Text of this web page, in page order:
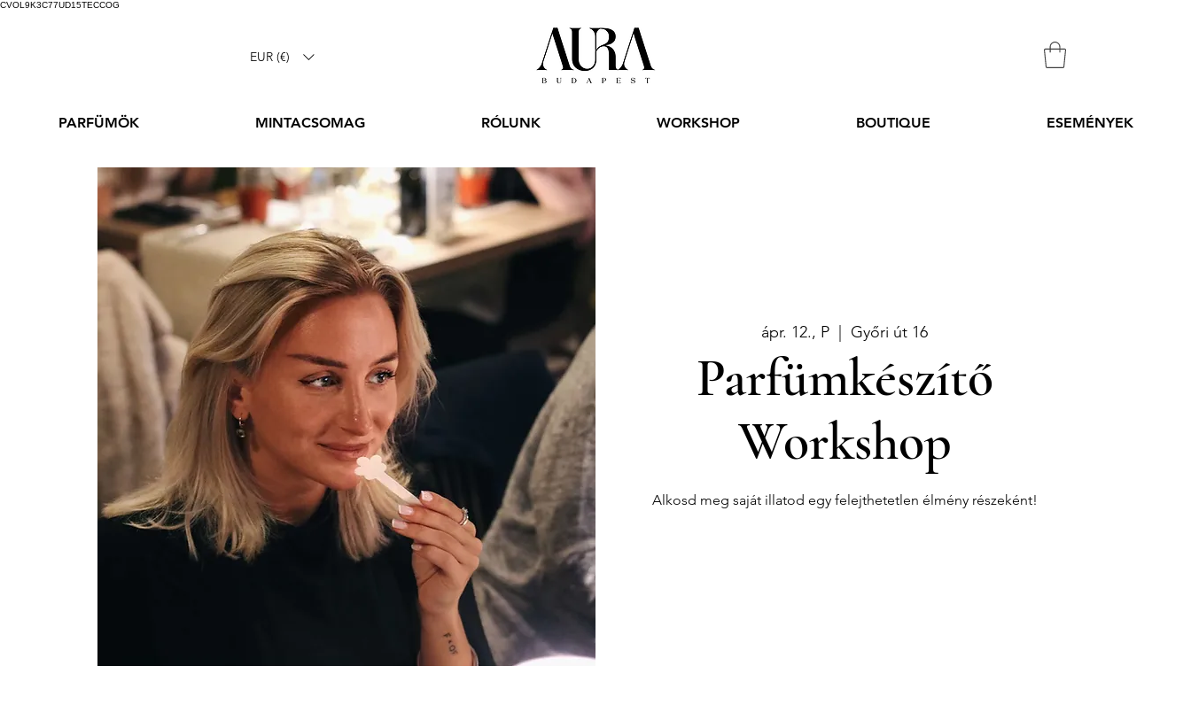
CVOL9K3C77UD15TECCOG
EUR (€)
PARFÜMÖK MINTACSOMAG RÓLUNK WORKSHOP BOUTIQUE ESEMÉNYEK
ápr. 12., P Győri út 16
Parfümkészítő
Workshop
Alkosd meg saját illatod egy felejthetetlen élmény részeként!